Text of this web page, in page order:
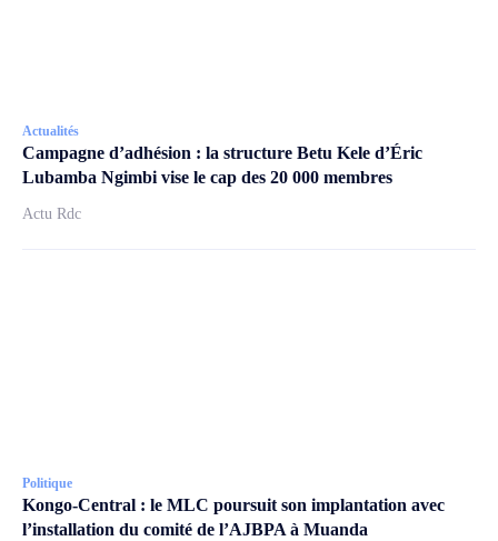
Actualités
Campagne d’adhésion : la structure Betu Kele d’Éric
Lubamba Ngimbi vise le cap des 20 000 membres
Actu Rdc
Politique
Kongo-Central : le MLC poursuit son implantation avec
l’installation du comité de l’AJBPA à Muanda